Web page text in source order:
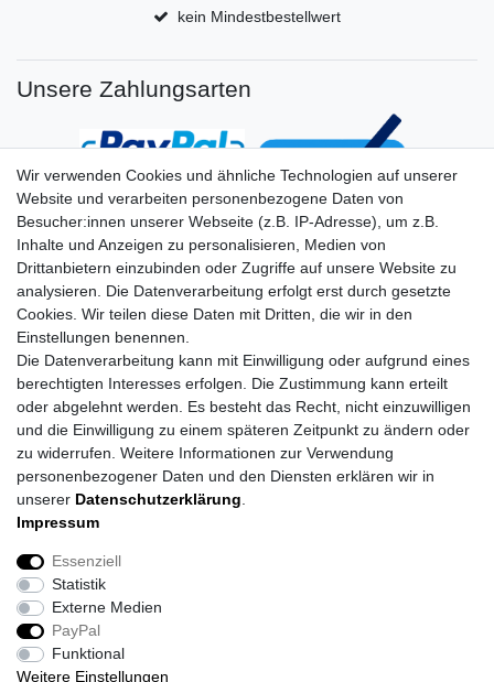
kein Mindestbestellwert
Unsere Zahlungsarten
Impressum
Barrierefreiheitserklärung
Wir verwenden Cookies und ähnliche Technologien auf unserer
Website und verarbeiten personenbezogene Daten von
Besucher:innen unserer Webseite (z.B. IP-Adresse), um z.B.
Inhalte und Anzeigen zu personalisieren, Medien von
Drittanbietern einzubinden oder Zugriffe auf unsere Website zu
analysieren. Die Datenverarbeitung erfolgt erst durch gesetzte
Cookies. Wir teilen diese Daten mit Dritten, die wir in den
Einstellungen benennen.
Die Datenverarbeitung kann mit Einwilligung oder aufgrund eines
berechtigten Interesses erfolgen. Die Zustimmung kann erteilt
oder abgelehnt werden. Es besteht das Recht, nicht einzuwilligen
und die Einwilligung zu einem späteren Zeitpunkt zu ändern oder
zu widerrufen. Weitere Informationen zur Verwendung
personenbezogener Daten und den Diensten erklären wir in
unserer Daten­schutz­erklärung
Impressum
Essenziell
Statistik
Externe Medien
PayPal
Funktional
Weitere Einstellungen